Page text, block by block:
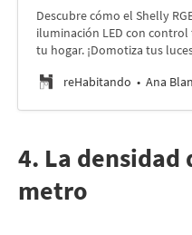
Descubre cómo el Shelly
iluminación LED con
tu hogar. ¡Domotiza tus
reHabitando
Ana
4. La densidad
metro